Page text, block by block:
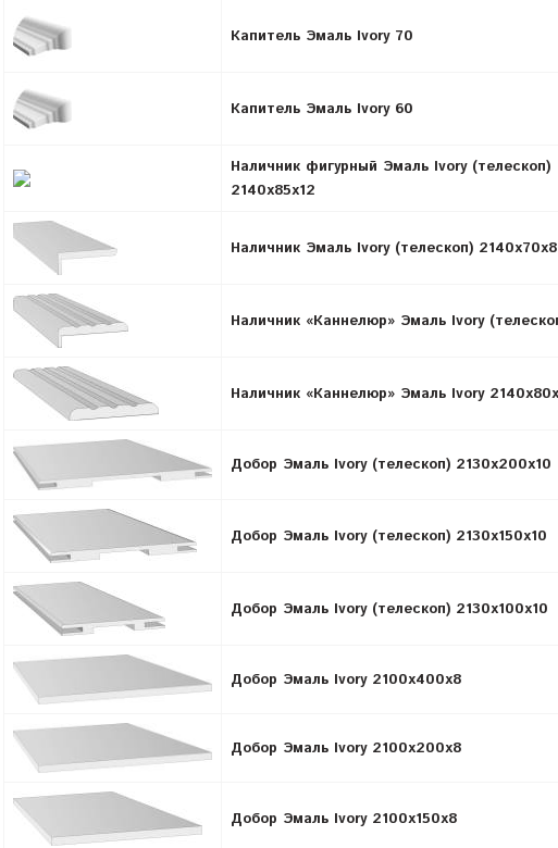
Капитель Эмаль Ivory 70
Капитель Эмаль Ivory 60
Наличник фигурный Эмаль Ivory (телескоп)
2140х85х12
Наличник Эмаль Ivory (телескоп) 2140x70x8
Наличник «Каннелюр» Эмаль Ivory
Наличник «Каннелюр» Эмаль Ivory
Добор Эмаль Ivory (телескоп) 2130х200х10
Добор Эмаль Ivory (телескоп) 2130х150х10
Добор Эмаль Ivory (телескоп) 2130х100х10
Добор Эмаль Ivory 2100х400х8
Добор Эмаль Ivory 2100х200х8
Добор Эмаль Ivory 2100х150х8